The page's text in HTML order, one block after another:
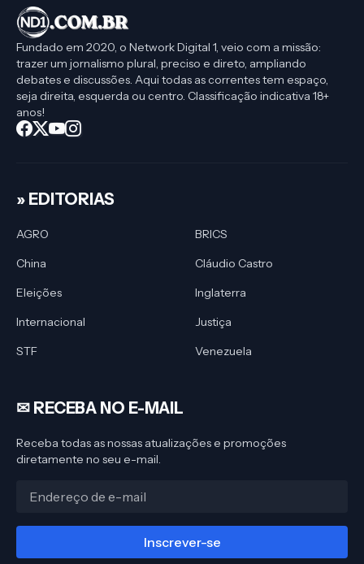
Fundado em 2020, o Network Digital 1, veio com a missão:
trazer um jornalismo plural, preciso e direto, ampliando
debates e discussões. Aqui todas as correntes tem espaço,
seja direita, esquerda ou centro. Classificação indicativa 18+
anos!
» EDITORIAS
AGRO
BRICS
China
Cláudio Castro
Eleições
Inglaterra
Internacional
Justiça
STF
Venezuela
✉︎ RECEBA NO E-MAIL
Receba todas as nossas atualizações e promoções
diretamente no seu e-mail.